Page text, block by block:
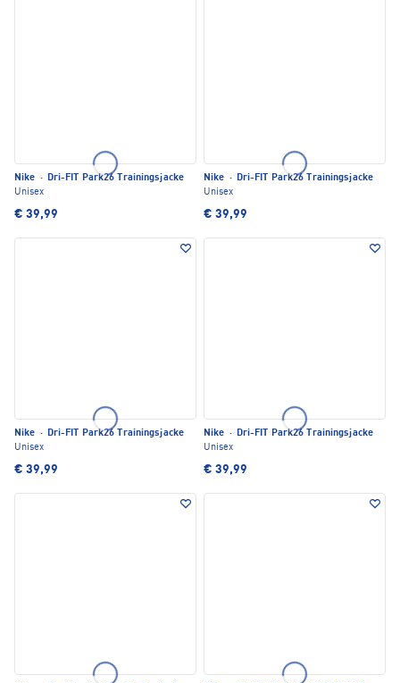
Nike · Dri-FIT Park26 Trainingsjacke
Unisex
€ 39,99
Nike · Dri-FIT Park26 Trainingsjacke
Unisex
€ 39,99
Nike · Dri-FIT Park26 Trainingsjacke
Unisex
€ 39,99
Nike · Dri-FIT Park26 Trainingsjacke
Unisex
€ 39,99